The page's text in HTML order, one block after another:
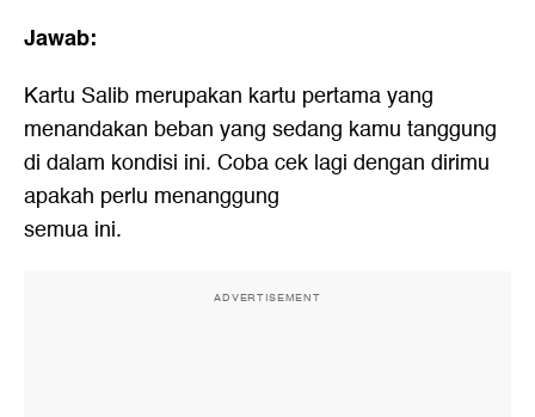
Jawab:
Kartu Salib merupakan kartu pertama yang
menandakan beban yang sedang kamu tanggung
di dalam kondisi ini. Coba cek lagi dengan dirimu
apakah perlu menanggung
semua ini.
ADVERTISEMENT